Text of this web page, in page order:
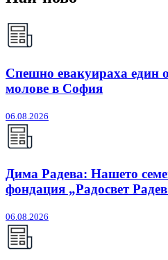
Спешно евакуираха един
молове в София
06.08.2026
Дима Радева: Нашето
фондация „Радосвет
06.08.2026